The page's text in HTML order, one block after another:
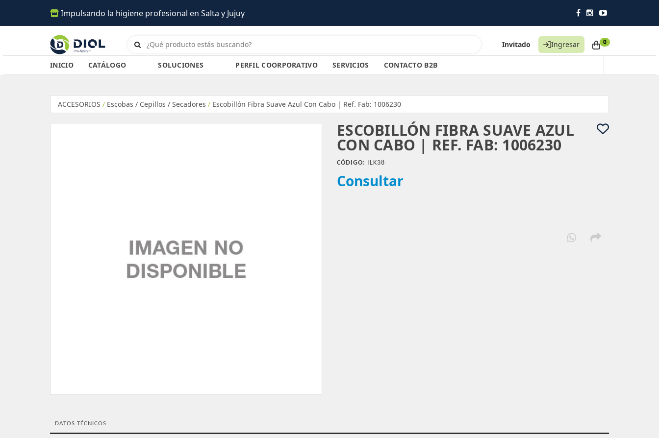
Impulsando la higiene profesional en Salta y Jujuy
Invitado Ingresar 0
INICIO CATÁLOGO SOLUCIONES PERFIL COORPORATIVO SERVICIOS CONTACTO B2B
ACCESORIOS / Escobas / Cepillos / Secadores / Escobillón Fibra Suave Azul Con Cabo | Ref. Fab: 1006230
ESCOBILLÓN FIBRA SUAVE AZUL
CON CABO | REF. FAB: 1006230
CÓDIGO: ILK38
Consultar
DATOS TÉCNICOS